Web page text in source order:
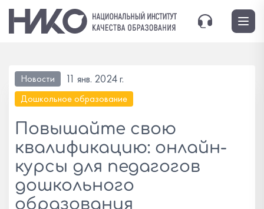
Новости 11 янв. 2024 г.
Дошкольное образование
Повышайте свою
квалификацию: онлайн-
курсы для педагогов
дошкольного
образования